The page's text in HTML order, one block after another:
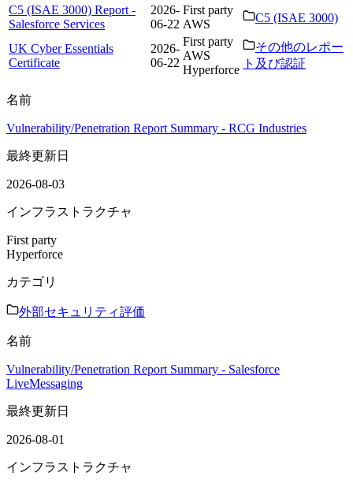
C5 (ISAE 3000) Report -
Salesforce Services
2026-
06-22
First party
AWS
C5 (ISAE 3000)
UK Cyber Essentials
Certificate
2026-
06-22
First party
AWS
Hyperforce
その他のレポー
ト及び認証
名前
Vulnerability/Penetration Report Summary - RCG Industries
最終更新日
2026-08-03
インフラストラクチャ
First party
Hyperforce
カテゴリ
外部セキュリティ評価
名前
Vulnerability/Penetration Report Summary - Salesforce
LiveMessaging
最終更新日
2026-08-01
インフラストラクチャ